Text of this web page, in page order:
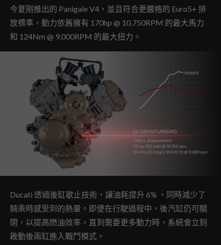
今夏剛推出的 Panigale V4，並且符合更嚴格的 Euro5+ 排
放標準，動力依舊擁有 170hp @ 10,750RPM 的最大馬力
和 124Nm @ 9,000RPM 的最大扭力。
Ducati 透過後缸歇止技術，讓油耗提升 6% ，同時減少了
騎乘時感受到的熱量。即便在行駛過程中，後汽缸仍可關
閉，以提高燃油效率，直到需要更多動力時，系統會立刻
啟動後兩缸進入戰鬥模式。